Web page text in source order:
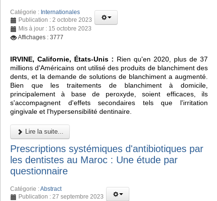
Catégorie : Internationales
Publication : 2 octobre 2023
Mis à jour : 15 octobre 2023
Affichages : 3777
IRVINE, Californie, États-Unis : Rien qu'en 2020, plus de 37
millions d'Américains ont utilisé des produits de blanchiment des
dents, et la demande de solutions de blanchiment a augmenté.
Bien que les traitements de blanchiment à domicile,
principalement à base de peroxyde, soient efficaces, ils
s'accompagnent d'effets secondaires tels que l'irritation
gingivale et l'hypersensibilité dentinaire.
Lire la suite...
Prescriptions systémiques d'antibiotiques par
les dentistes au Maroc : Une étude par
questionnaire
Catégorie :Abstract
Publication : 27 septembre 2023